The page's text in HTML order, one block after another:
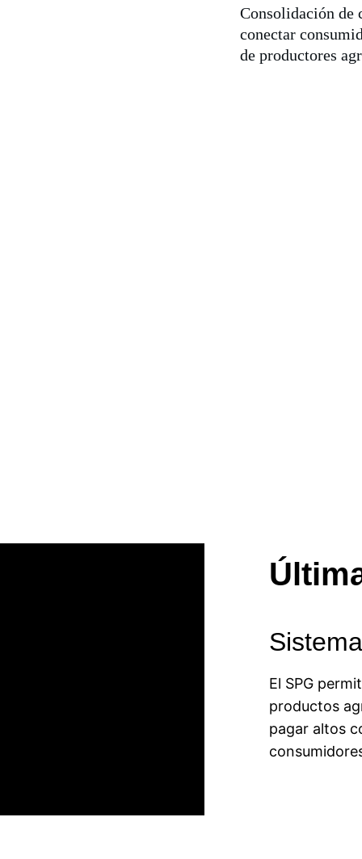
Consolidación de
conectar
de productores
El SPG
productos
pagar altos